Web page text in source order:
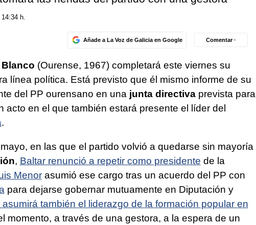
h.
Añade a La Voz de Galicia en Google Comentar ·
(Ourense, 1967) completará este viernes su
línea política. Está previsto que él mismo informe de su
del PP ourensano en una junta directivaprevista para
acto en el que también estará presente el líder del
.
en las que el partido volvió a quedarse sin mayoría
, Baltar renunció a repetir como presidente de la
Menorasumió ese cargo tras un acuerdo del PP con
para dejarse gobernar mutuamente en Diputación y
también el liderazgo de la formación popular en
momento, a través de una gestora, a la espera de un